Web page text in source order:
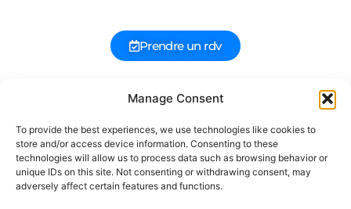
Manage Consent
To provide the best experiences, we use technologies like cookies to
store and/or access device information. Consenting to these
technologies will allow us to process data such as browsing behavior or
unique IDs on this site. Not consenting or withdrawing consent, may
adversely affect certain features and functions.
Prendre un rdv
Suivez nous sur les réseaux
Mentions légales